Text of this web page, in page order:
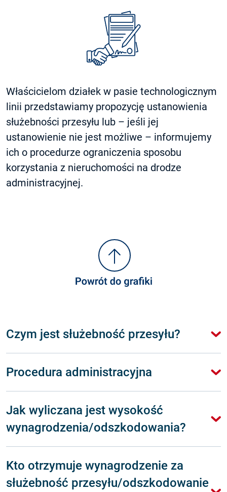
Właścicielom działek w pasie technologicznym
linii przedstawiamy propozycję ustanowienia
służebności przesyłu lub – jeśli jej
ustanowienie nie jest możliwe – informujemy
ich o procedurze ograniczenia sposobu
korzystania z nieruchomości na drodze
administracyjnej.
Czym jest służebność przesyłu?
Procedura administracyjna
Jak wyliczana jest wysokość
wynagrodzenia/odszkodowania?
Kto otrzymuje wynagrodzenie za
służebność przesyłu/odszkodowanie